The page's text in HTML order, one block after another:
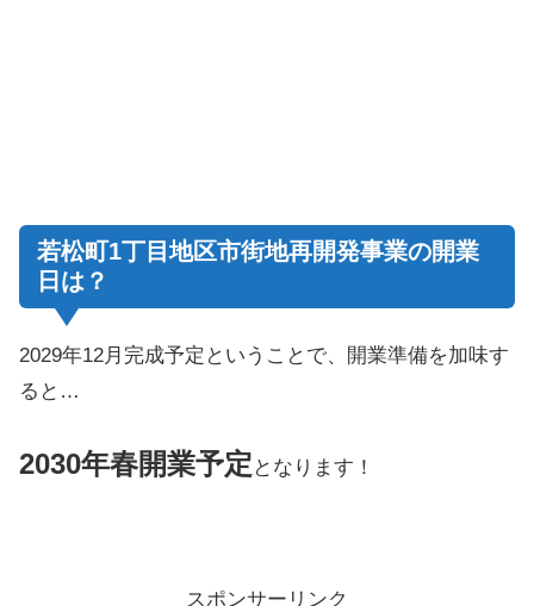
若松町1丁目地区市街地再開発事業の開業
日は？
2029年12月完成予定ということで、開業準備を加味す
ると…
2030年春開業予定 となります！
スポンサーリンク